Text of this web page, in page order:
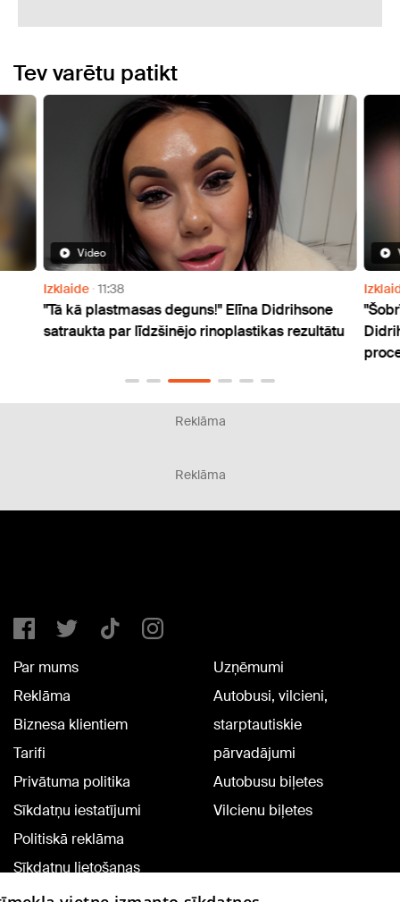
Tev varētu patikt
Elīna Didrihsone
rezultātu
Video
"Šobrīd nejūtīgi, sāpīgi un ir
Didrihsone dalās pārdomās
procesu pēc plastiskās operācijas
Reklāma
Reklāma
Par mums
Reklāma
Biznesa klientiem
Tarifi
Privātuma politika
Sīkdatņu iestatījumi
Politiskā reklāma
Sīkdatņu lietošanas
noteikumi
Uzņēmumi
Autobusi, vilcieni,
starptautiskie
pārvadājumi
Autobusu biļetes
Vilcienu biļetes